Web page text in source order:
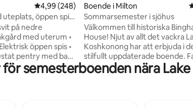
4,99 av 5 i genomsnittligt betyg, 248
4,99 (248)
uteplats, öppen spis,
på nedre
med uterum •
öppen spis •
pentry med bar
•
och -gardiner •
Boende i Milton
Sommarsemester i sjöhus
Välkommen till historiska
House! Njut av allt det vackra
Koshkonong har att erbjuda i
stilfullt uppdaterade boende.
utsikt över sjön i hela insidan
stora uteplatsen. Beläget på
semesterboenden nära Lake